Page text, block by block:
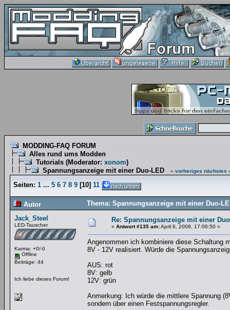
MODDING-FAQ FORUM
Alles rund ums Modden
Tutorials (Moderator: xonom)
Spannungsanzeige mit einer Duo-LED
« vorheriges nächstes
Seiten: 1 ... 5 6 7 8 9 [10] 11
Autor
Thema: Spannungsanzeige mit einer Duo-
Jack_Steel
LED-Tauscher
Karma: +0/-0
Offline
Beiträge: 44
Ich liebe dieses Forum!
Re: Spannungsanzeige mit einer
« Antwort #135 am:April 6, 2009, 17:06:50 »
Angenommen ich kombiniere diese Schaltung
8V - 12V realisiert. Würde die
AUS: rot
8V: gelb
12V: grün
Anmerkung: Ich würde die mittlere Spannung
sondern über einen Festspannungsregler.